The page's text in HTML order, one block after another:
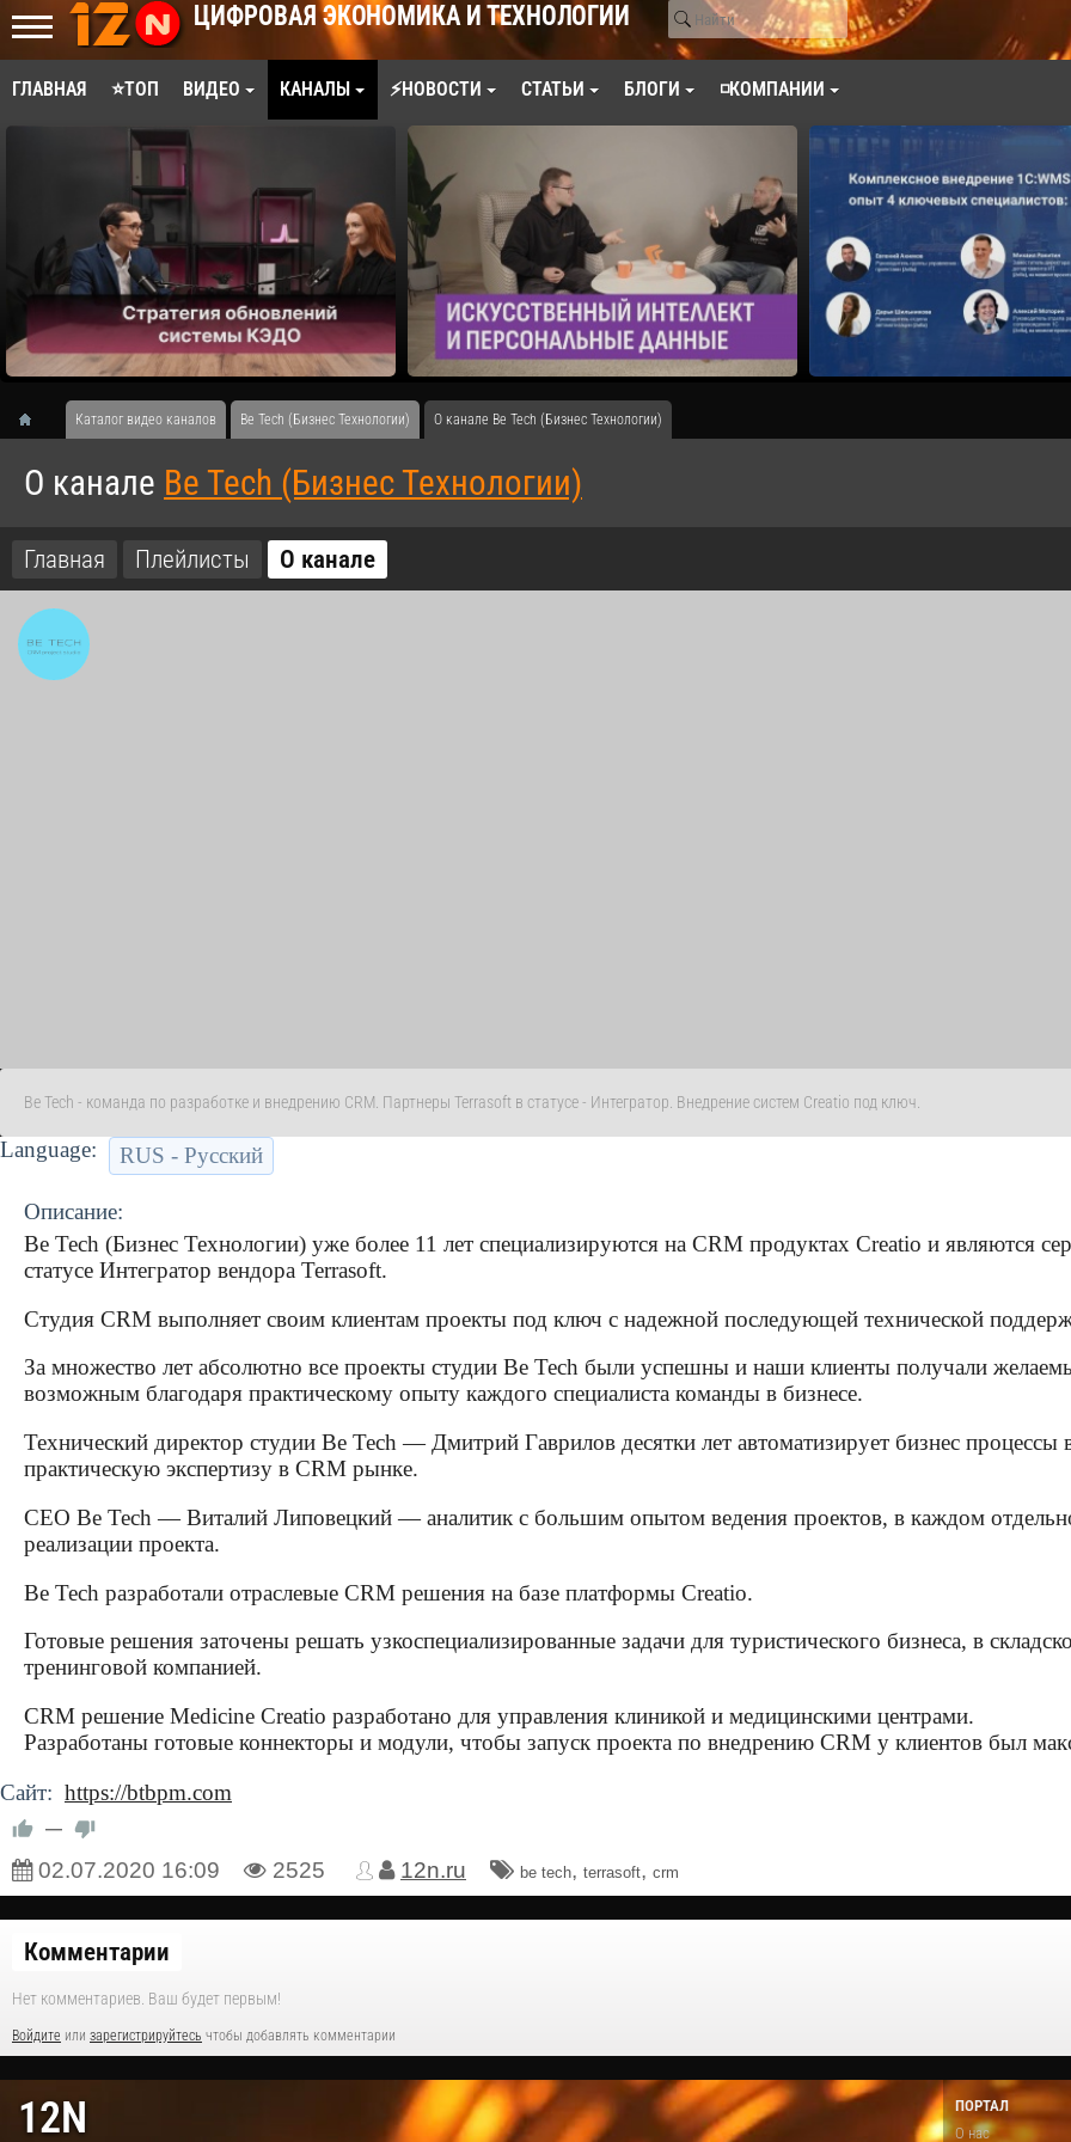
ЦИФРОВАЯ ЭКОНОМИКА И ТЕХНОЛОГИИ
ГЛАВНАЯ ⭐ТОП ВИДЕО КАНАЛЫ ⚡НОВОСТИ СТАТЬИ БЛОГИ ◽КОМПАНИИ
Каталог видео каналов Be Tech (Бизнес Технологии) О канале Be Tech (Бизнес Технологии)
О канале Be Tech (Бизнес Технологии)
Главная Плейлисты О канале
Be Tech - команда по разработке и внедрению CRM. Партнеры Terrasoft в статусе - Интегратор. Внедрение систем Creatio под ключ.
Language: RUS - Русский
Описание:
Be Tech (Бизнес Технологии) уже более 11 лет специализируются на CRM продуктах Creatio и являются
статусе Интегратор вендора Terrasoft.
Студия CRM выполняет своим клиентам проекты под ключ с надежной последующей технической
За множество лет абсолютно все проекты студии Be Tech были успешны и наши клиенты получали
возможным благодаря практическому опыту каждого специалиста команды в бизнесе.
Технический директор студии Be Tech — Дмитрий Гаврилов десятки лет автоматизирует бизнес
практическую экспертизу в CRM рынке.
CEO Be Tech — Виталий Липовецкий — аналитик с большим опытом ведения проектов, в каждом
реализации проекта.
Be Tech разработали отраслевые CRM решения на базе платформы Creatio.
Готовые решения заточены решать узкоспециализированные задачи для туристического бизнеса, в
тренинговой компанией.
CRM решение Medicine Creatio разработано для управления клиникой и медицинскими центрами.
Разработаны готовые коннекторы и модули, чтобы запуск проекта по внедрению CRM у клиентов был
Сайт: https://btbpm.com
—
02.07.2020 16:09 2525 12n.ru be tech, terrasoft, crm
Комментарии
Нет комментариев. Ваш будет первым!
Войдите или зарегистрируйтесь чтобы добавлять комментарии
12N
ПОРТАЛ
О нас